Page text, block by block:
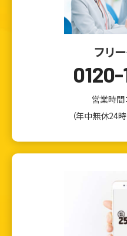
フリ
営業時間
（年中無休24